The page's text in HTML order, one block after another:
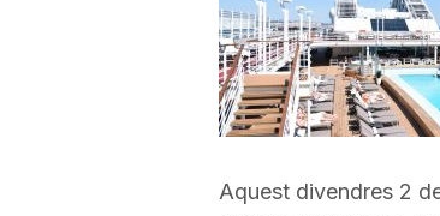
d
e
Aquest divendres 2